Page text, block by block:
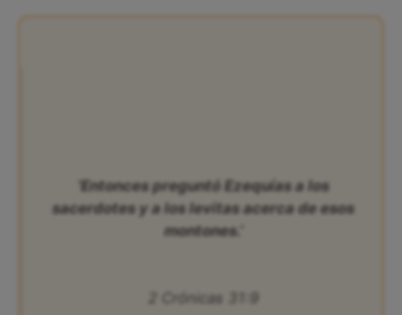
‘Entonces preguntó Ezequías a los
sacerdotes y a los levitas acerca de esos
montones.’
2 Crónicas 31:9